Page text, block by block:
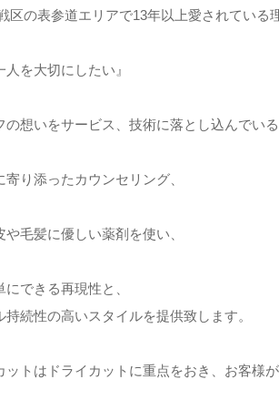
区の表参道エリアで13年以上愛されている
一人を大切にしたい』
の想いをサービス、技術に落とし込んでいる
り添ったカウンセリング、
毛髪に優しい薬剤を使い、
できる再現性と、
続性の高いスタイルを提供致します。
ットはドライカットに重点をおき、お客様